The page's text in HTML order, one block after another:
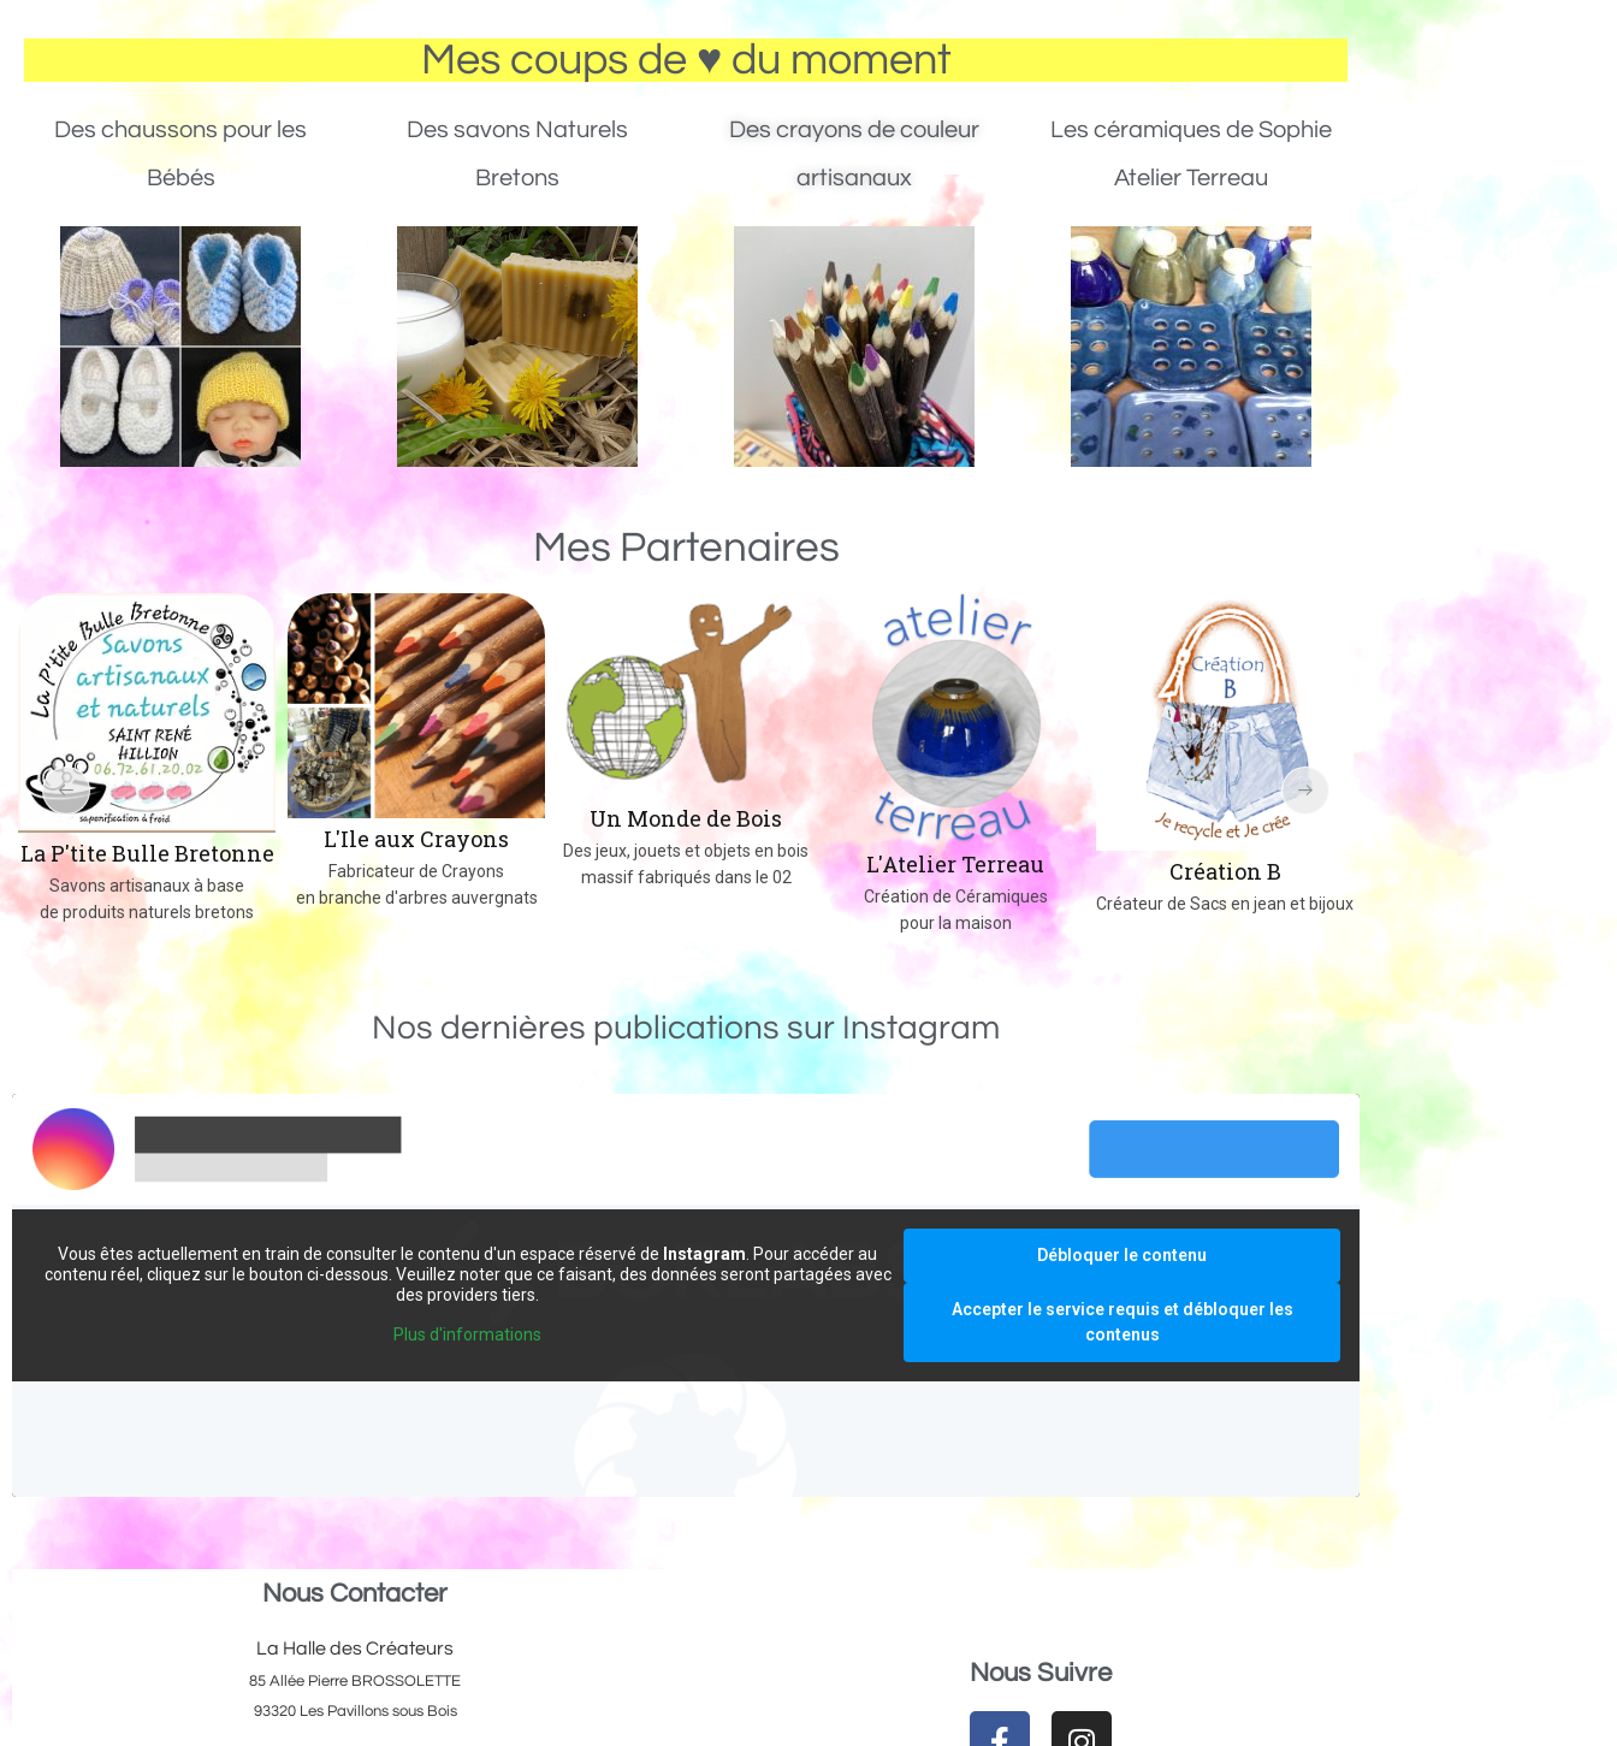
Mes coups de ♥ du moment
Des chaussons pour les
Bébés
Des savons Naturels
Bretons
Des crayons de couleur
artisanaux
Les céramiques de Sophie
Atelier Terreau
Mes Partenaires
La P'tite Bulle Bretonne
Savons artisanaux à base
de produits naturels bretons
L'Ile aux Crayons
Fabricateur de Crayons
en branche d'arbres auvergnats
Un Monde de Bois
Des jeux, jouets et objets en bois
massif fabriqués dans le 02
L'Atelier Terreau
Création de Céramiques
pour la maison
Création B
Créateur de Sacs en jean et bijoux
Créations au crochet ou tricot
Nos dernières publications sur Instagram
Vous êtes actuellement en train de consulter le contenu d'un espace réservé de Instagram . Pour accéder au
contenu réel, cliquez sur le bouton ci-dessous. Veuillez noter que ce faisant, des données seront partagées avec
des providers tiers.
Plus d'informations
Débloquer le contenu
Accepter le service requis et débloquer les
contenus
Nous Contacter
La Halle des Créateurs
85 Allée Pierre BROSSOLETTE
93320 Les Pavillons sous Bois
Nous Suivre